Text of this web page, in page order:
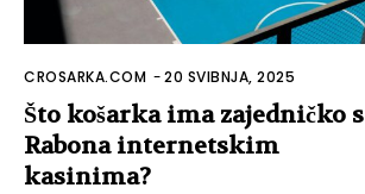
CROSARKA.COM -20 SVIBNJA, 2025
Što košarka ima zajedničko s
Rabona internetskim
kasinima?